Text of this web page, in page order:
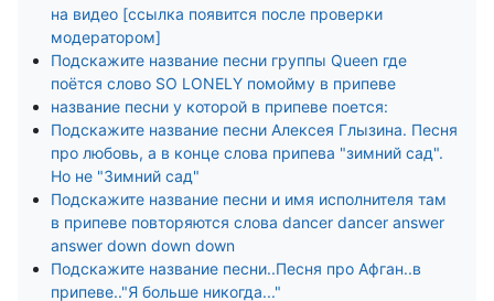
на видео [ссылка появится после проверки
модератором]
Подскажите название песни группы Queen где
поётся слово SO LONELY помойму в припеве
название песни у которой в припеве поется:
Подскажите название песни Алексея Глызина. Песня
про любовь, а в конце слова припева "зимний сад".
Но не "Зимний сад"
Подскажите название песни и имя исполнителя там
в припеве повторяются слова dancer dancer answer
answer down down down
Подскажите название песни..Песня про Афган..в
припеве.."Я больше никогда..."